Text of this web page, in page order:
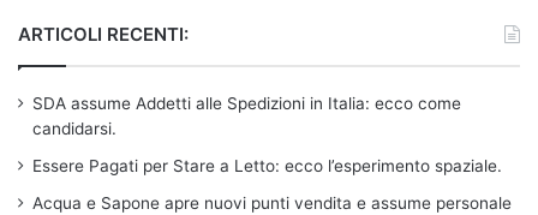
ARTICOLI RECENTI:
SDA assume Addetti alle Spedizioni in Italia: ecco come
candidarsi.
Essere Pagati per Stare a Letto: ecco l’esperimento spaziale.
Acqua e Sapone apre nuovi punti vendita e assume personale